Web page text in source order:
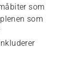
som
som